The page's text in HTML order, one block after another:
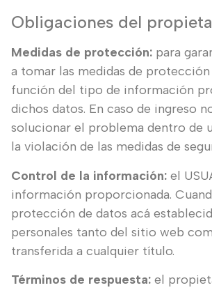
Obligaciones del
Medidas de protección: para
a tomar las medidas de
función del tipo de información
dichos datos. En caso de ingreso
solucionar el problema dentro de
la violación de las medidas de
Control de la información: el
información proporcionada.
protección de datos acá
personales tanto del sitio web
transferida a cualquier título.
Términos de respuesta: el